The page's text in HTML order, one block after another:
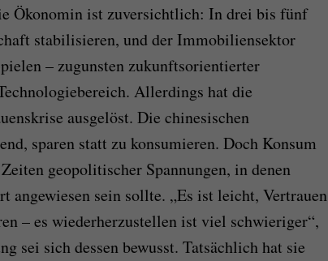
Ökonomin ist zuversichtlich: In drei bis fünf
stabilisieren, und der Immobiliensektor
– zugunsten zukunftsorientierter
Allerdings hat die
ausgelöst. Die chinesischen
sparen statt zu konsumieren. Doch Konsum
geopolitischer Spannungen, in denen
angewiesen sein sollte. „Es ist leicht, Vertrauen
– es wiederherzustellen ist viel schwieriger“,
sei sich dessen bewusst. Tatsächlich hat sie